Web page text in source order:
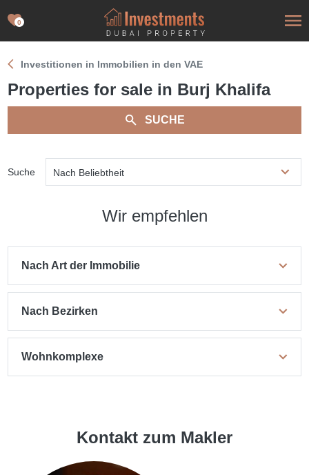
0
Investitionen in Immobilien in den VAE
Properties for sale in Burj Khalifa
SUCHE
Suche Nach Beliebtheit
Wir empfehlen
Nach Art der Immobilie
Nach Bezirken
Wohnkomplexe
Kontakt zum Makler